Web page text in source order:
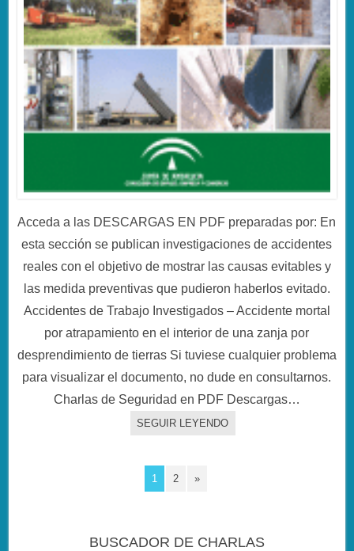
Acceda a las DESCARGAS EN PDF preparadas por: En
esta sección se publican investigaciones de accidentes
reales con el objetivo de mostrar las causas evitables y
las medida preventivas que pudieron haberlos evitado.
Accidentes de Trabajo Investigados – Accidente mortal
por atrapamiento en el interior de una zanja por
desprendimiento de tierras Si tuviese cualquier problema
para visualizar el documento, no dude en consultarnos.
Charlas de Seguridad en PDF Descargas…
SEGUIR LEYENDO
1 2 »
BUSCADOR DE CHARLAS